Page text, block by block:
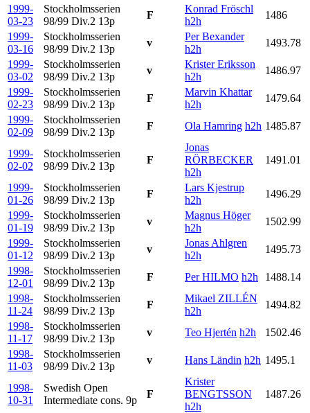
1999-
03-23
Stockholmsserien
98/99 Div.2 13p
F
Konrad Fröschl
h2h
1486
1999-
03-16
Stockholmsserien
98/99 Div.2 13p
v
Per Bexander
h2h
1493.78
1999-
03-02
Stockholmsserien
98/99 Div.2 13p
v
Krister Eriksson
h2h
1486.97
1999-
02-23
Stockholmsserien
98/99 Div.2 13p
F
Marvin Khattar
h2h
1479.64
1999-
02-09
Stockholmsserien
98/99 Div.2 13p
F Ola Hamring h2h 1485.87
1999-
02-02
Stockholmsserien
98/99 Div.2 13p
F
Jonas
RÖRBECKER
h2h
1491.01
1999-
01-26
Stockholmsserien
98/99 Div.2 13p
F
Lars Kjestrup
h2h
1496.29
1999-
01-19
Stockholmsserien
98/99 Div.2 13p
v
Magnus Höger
h2h
1502.99
1999-
01-12
Stockholmsserien
98/99 Div.2 13p
v
Jonas Ahlgren
h2h
1495.73
1998-
12-01
Stockholmsserien
98/99 Div.2 13p
F Per HILMO h2h
1488.14
1998-
11-24
Stockholmsserien
98/99 Div.2 13p
F
Mikael ZILLÉN
h2h
1494.82
1998-
11-17
Stockholmsserien
98/99 Div.2 13p
v Teo Hjertén h2h
1502.46
1998-
11-03
Stockholmsserien
98/99 Div.2 13p
v Hans Ländin h2h 1495.1
1998-
10-31
Swedish Open
Intermediate cons. 9p
F
Krister
BENGTSSON
h2h
1487.26